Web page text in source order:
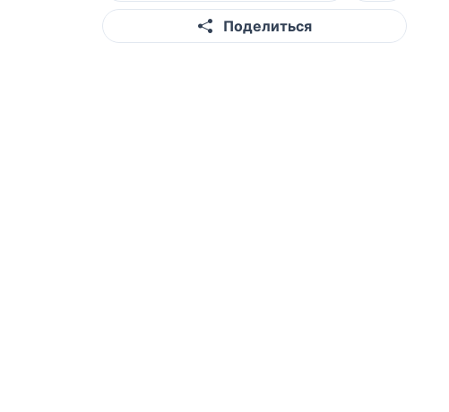
Поделиться